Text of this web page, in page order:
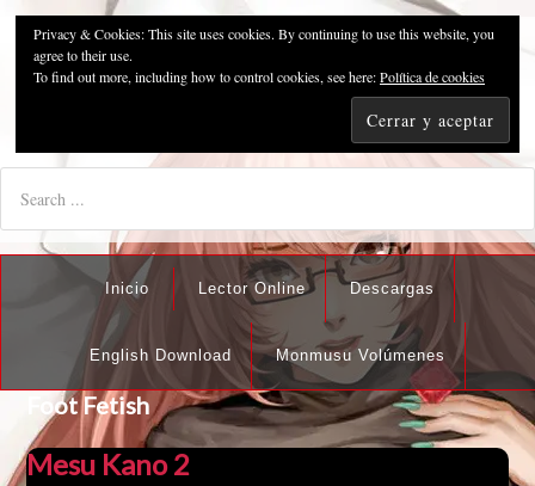
Pzykosis666HFansub
"I'm the best there is at what I do, but what I do best isn't very
Inicio Lector Online Descargas
English Download Monmusu Volúmenes
Foot Fetish
Mesu Kano 2
Privacy & Cookies: This site uses cookies. By continuing to use this website, you
agree to their use.
To find out more, including how to control cookies, see here:Política de cookies